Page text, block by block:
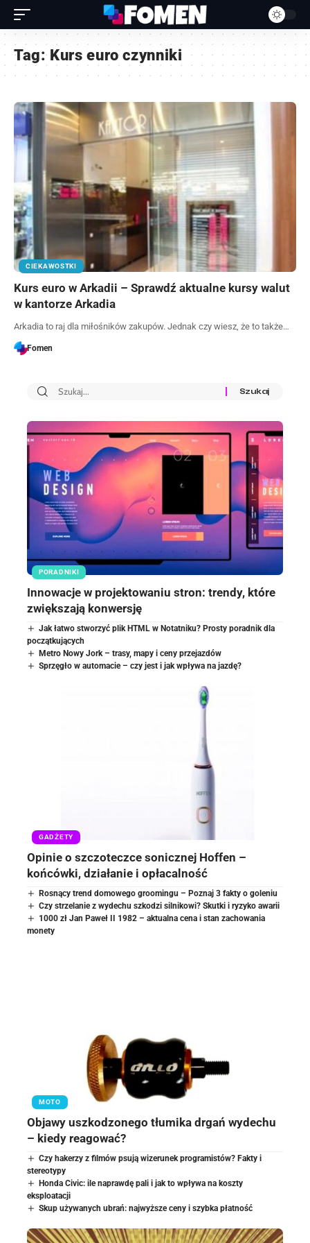
Tag: Kurs euro czynniki
CIEKAWOSTKI
Kurs euro w Arkadii – Sprawdź aktualne kursy walut
w kantorze Arkadia
Arkadia to raj dla miłośników zakupów. Jednak czy wiesz, że to także…
Fomen
PORADNIKI
Innowacje w projektowaniu stron: trendy, które
zwiększają konwersję
Jak łatwo stworzyć plik HTML w Notatniku? Prosty poradnik dla
początkujących
Metro Nowy Jork – trasy, mapy i ceny przejazdów
Sprzęgło w automacie – czy jest i jak wpływa na jazdę?
GADŻETY
Opinie o szczoteczce sonicznej Hoffen –
końcówki, działanie i opłacalność
Rosnący trend domowego groomingu – Poznaj 3 fakty o goleniu
Czy strzelanie z wydechu szkodzi silnikowi? Skutki i ryzyko awarii
1000 zł Jan Paweł II 1982 – aktualna cena i stan zachowania
monety
MOTO
Objawy uszkodzonego tłumika drgań wydechu
– kiedy reagować?
Czy hakerzy z filmów psują wizerunek programistów? Fakty i
stereotypy
Honda Civic: ile naprawdę pali i jak to wpływa na koszty
eksploatacji
Skup używanych ubrań: najwyższe ceny i szybka płatność